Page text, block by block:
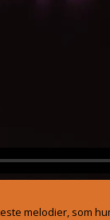
melodier, som